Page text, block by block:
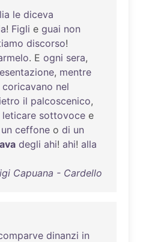
le diceva
! Figli e guai non
discorso!
. E ogni sera,
, mentre
coricavano nel
il palcoscenico,
leticare sottovoce e
un ceffone o di un
degli ahi! ahi! alla
Capuana - Cardello
dinanzi in